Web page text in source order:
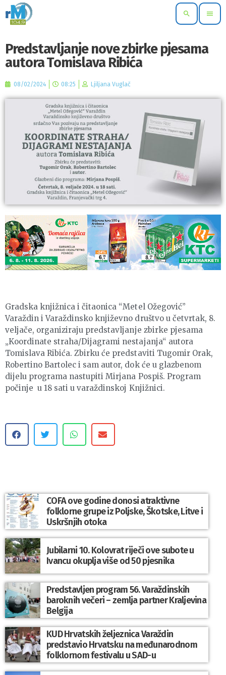
search menu
Predstavljanje nove zbirke pjesama
autora Tomislava Ribića
08/02/2024 08:25 Ljiljana Vuglač
Gradska knjižnica i čitaonica “Metel Ožegović”
Varaždin i Varaždinsko književno društvo u četvrtak, 8.
veljače, organiziraju predstavljanje zbirke pjesama
„Koordinate straha/Dijagrami nestajanja“ autora
Tomislava Ribića. Zbirku će predstaviti Tugomir Orak,
Robertino Bartolec i sam autor, dok će u glazbenom
dijelu programa nastupiti Mirjana Pospiš. Program
počinje u 18 sati u varaždinskoj Knjižnici.
COFA ove godine donosi atraktivne
folklorne grupe iz Poljske, Škotske, Litve i
Uskršnjih otoka
Jubilarni 10. Kolovrat riječi ove subote u
Ivancu okuplja više od 50 pjesnika
Predstavljen program 56. Varaždinskih
baroknih večeri – zemlja partner Kraljevina
Belgija
KUD Hrvatskih željeznica Varaždin
predstavio Hrvatsku na međunarodnom
folklornom festivalu u SAD-u